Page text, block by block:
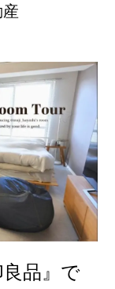
良品』で